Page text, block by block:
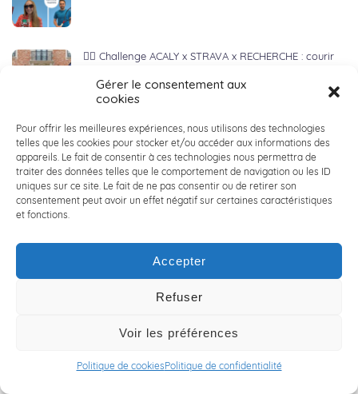
Gérer le consentement aux
cookies
Pour offrir les meilleures expériences, nous utilisons des technologies
telles que les cookies pour stocker et/ou accéder aux informations des
appareils. Le fait de consentir à ces technologies nous permettra de
traiter des données telles que le comportement de navigation ou les ID
uniques sur ce site. Le fait de ne pas consentir ou de retirer son
consentement peut avoir un effet négatif sur certaines caractéristiques
et fonctions.
Accepter
Refuser
Voir les préférences
Politique de cookiesPolitique de confidentialité
🏃‍♂️ Challenge ACALY x STRAVA x RECHERCHE : courir
4 juillet 2024
🌞 SUMMER EVENT ACALY NORD 🌞
3 juillet 2024
🎉 AFTERWORKS ACALY NORD : Convivialité,
21 juin 2024